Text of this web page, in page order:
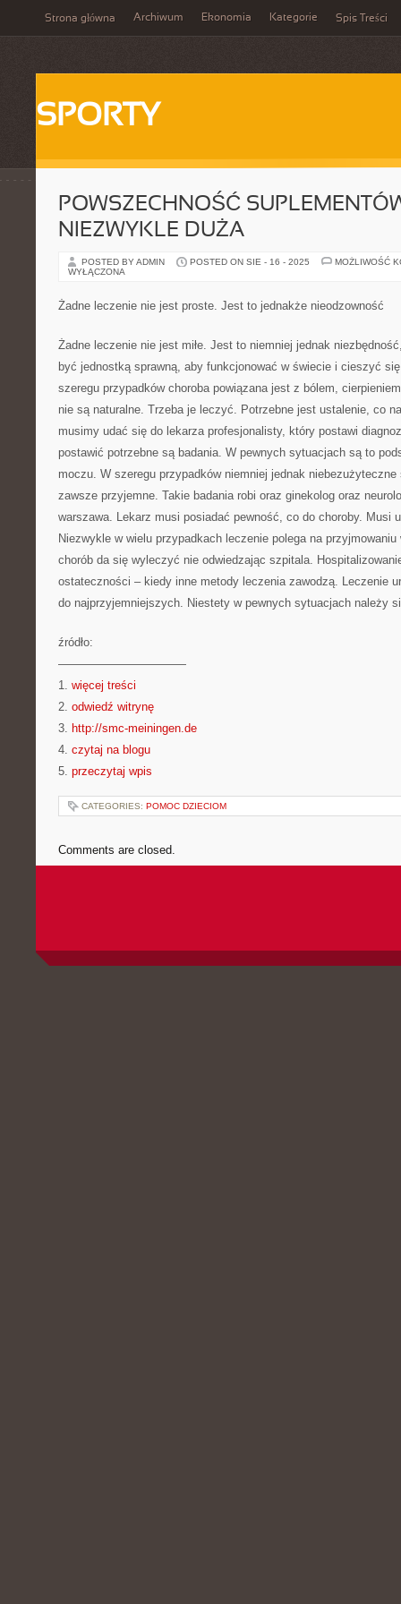
Strona główna Archiwum Ekonomia Kategorie Spis Treści
SPORTY
POWSZECHNOŚĆ
NIEZWYKLE DUŻA
POSTED BY ADMIN POSTED ON SIE - 16 - 2025
MOŻLIWOŚĆ
WYŁĄCZONA
Żadne leczenie nie jest proste. Jest to jednakże nieodzowność
Żadne leczenie nie jest miłe. Jest to niemniej jednak
być jednostką sprawną, aby funkcjonować w świecie i cieszyć
szeregu przypadków choroba powiązana jest z bólem,
nie są naturalne. Trzeba je leczyć. Potrzebne jest ustalenie, co
musimy udać się do lekarza profesjonalisty, który postawi
postawić potrzebne są badania. W pewnych sytuacjach są to
moczu. W szeregu przypadków niemniej jednak
zawsze przyjemne. Takie badania robi oraz ginekolog oraz
warszawa. Lekarz musi posiadać pewność, co do choroby. Musi
Niezwykle w wielu przypadkach leczenie polega na
chorób da się wyleczyć nie odwiedzając szpitala.
ostateczności – kiedy inne metody leczenia zawodzą. Leczenie
do najprzyjemniejszych. Niestety w pewnych sytuacjach należy
źródło:
———————————
1. więcej treści
2. odwiedź witrynę
3. http://smc-meiningen.de
4. czytaj na blogu
5. przeczytaj wpis
CATEGORIES: POMOC DZIECIOM
Comments are closed.